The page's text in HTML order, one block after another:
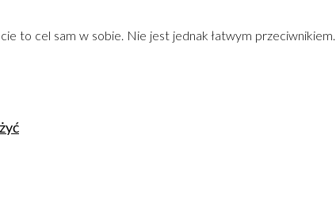
to cel sam w sobie. Nie jest jednak łatwym przeciwnikiem.